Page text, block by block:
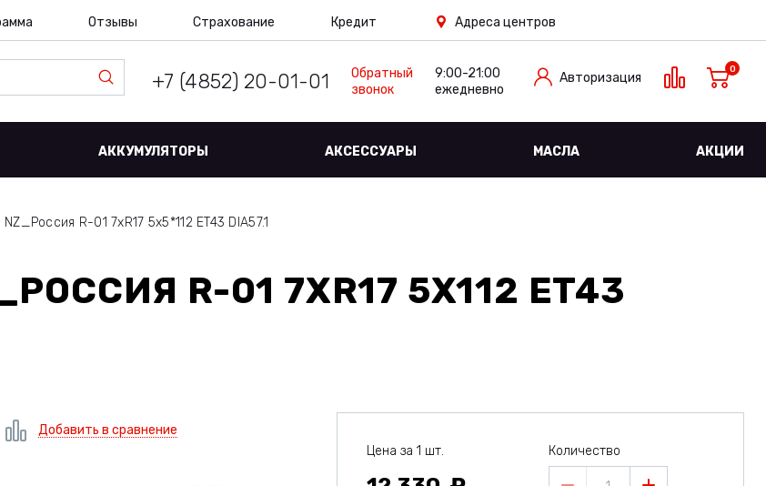
Отзывы Страхование Кредит Адреса центров
+7 (4852) 20-01-01
Обратный
звонок
9:00-21:00
ежедневно
Авторизация
0
АККУМУЛЯТОРЫ АКСЕССУАРЫ МАСЛА АКЦИИ
R-01 7xR17 5x5*112 ET43 DIA57.1
R-01 7XR17 5X112 ET43
Добавить в сравнение
Цена за 1 шт. Количество